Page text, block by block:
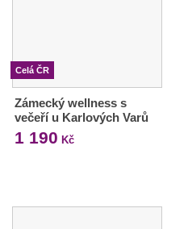
Celá ČR
Zámecký wellness s
večeří u Karlových Varů
1 190 Kč